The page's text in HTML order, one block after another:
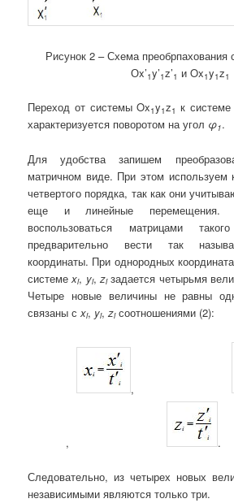
Рисунок 2 – Схема преобрпахования
Оx’1y’1z’1 и Ox1y1z1
Переход от системы Ox1y1z1к системе
характеризуется поворотом на угол φ1.
Для удобства запишем
матричном виде. При этом используем
четвертого порядка, так как они
еще и линейные перемещения.
воспользоваться матрицами
предварительно вести так
координаты. При однородных
системеxi, yi, ziзадается четырьмя
Четыре новые величины не равны
связаны сxi, yi,ziсоотношениями (2):
,
, .
Следовательно, из четырех новых
независимыми являются только три.